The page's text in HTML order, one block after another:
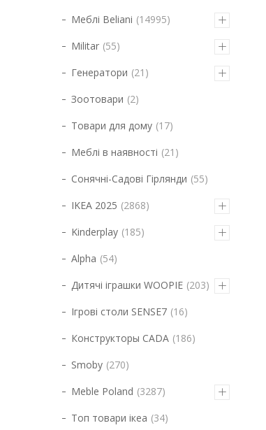
Меблі Beliani 14995
Militar 55
Генератори 21
Зоотовари 2
Товари для дому 17
Меблі в наявності 21
Сонячні-Садові Гірлянди 55
IKEA 2025 2868
Kinderplay 185
Alpha 54
Дитячі іграшки WOOPIE 203
Ігрові столи SENSE7 16
Конструкторы CADA 186
Smoby 270
Meble Poland 3287
Топ товари ікеа 34